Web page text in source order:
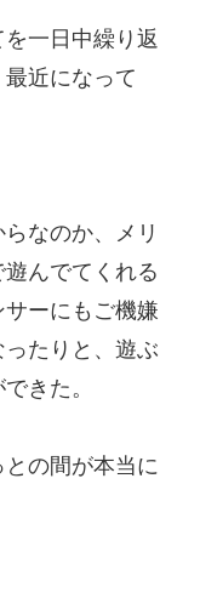
一日中繰り返
近になって
なのか、メリ
んでてくれる
ーにもご機嫌
たりと、遊ぶ
きた。
の間が本当に